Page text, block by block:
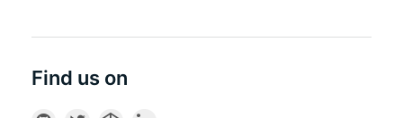
Find us on